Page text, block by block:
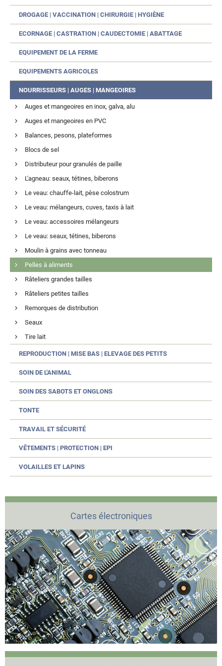
DROGAGE | VACCINATION | CHIRURGIE | HYGIÈNE
ECORNAGE | CASTRATION | CAUDECTOMIE | ABATTAGE
EQUIPEMENT DE LA FERME
EQUIPEMENTS AGRICOLES
NOURRISSEURS | AUGES | MANGEOIRES
Auges et mangeoires en inox, galva, alu
Auges et mangeoires en PVC
Balances, pesons, plateformes
Blocs de sel
Distributeur pour granulés de paille
L'agneau: seaux, tétines, biberons
Le veau: chauffe-lait, pèse colostrum
Le veau: mélangeurs, cuves, taxis à lait
Le veau: accessoires mélangeurs
Le veau: seaux, tétines, biberons
Moulin à grains avec tonneau
Pelles à aliments
Râteliers grandes tailles
Râteliers petites tailles
Remorques de distribution
Seaux
Tire lait
REPRODUCTION | MISE BAS | ELEVAGE DES PETITS
SOIN DE L'ANIMAL
SOIN DES SABOTS ET ONGLONS
TONTE
TRAVAIL ET SÉCURITÉ
VÊTEMENTS | PROTECTION | EPI
VOLAILLES ET LAPINS
Cartes électroniques